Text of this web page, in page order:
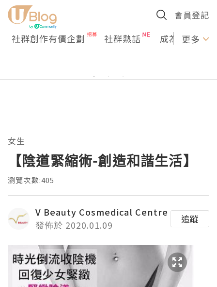
會員登記
社群創作有價企劃 社群熱話 成為U更多
女生
【陰道緊縮術-創造和諧生活】
瀏覽次數:405
V Beauty Cosmedical Centre
發佈於 2020.01.09
追蹤